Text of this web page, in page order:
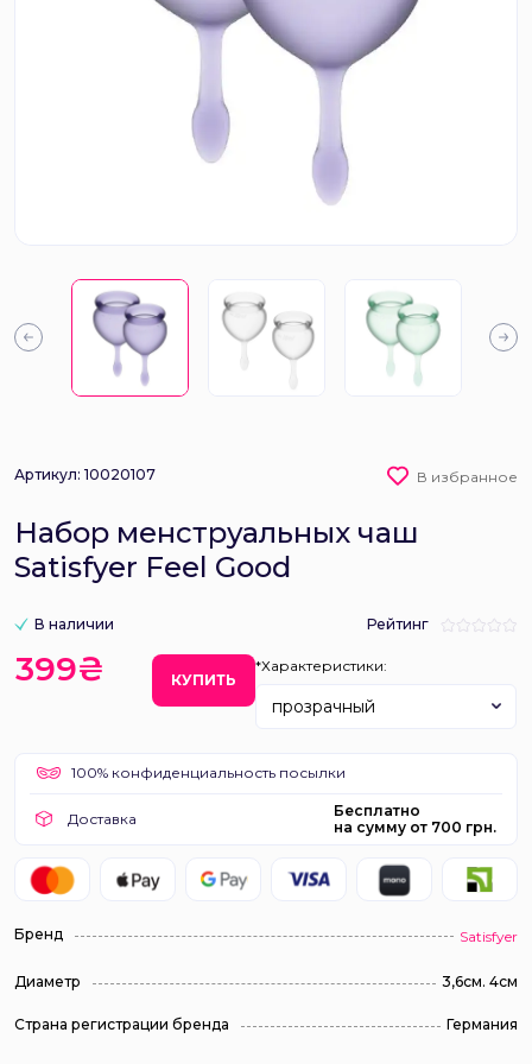
Артикул: 10020107 В избранное
Набор менструальных чаш
Satisfyer Feel Good
В наличии Рейтинг
399₴ КУПИТЬ
*Характеристики:
прозрачный
100% конфиденциальность посылки
Доставка
Бесплатно
на сумму от 700 грн.
Бренд Satisfyer
Диаметр 3,6см. 4см
Страна регистрации бренда Германия